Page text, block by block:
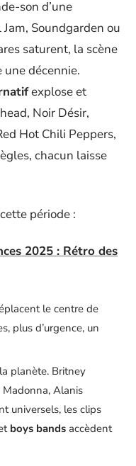
son d’une
Soundgarden ou
saturent, la scène
décennie.
explose et
Noir Désir,
Hot Chili Peppers,
chacun laisse
période :
2025 : Rétro des
le centre de
plus d’urgence, un
planète. Britney
Madonna, Alanis
universels, les clips
boys bands accèdent